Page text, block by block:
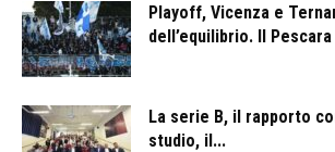
Playoff, Vicenza e
dell’equilibrio. Il
La serie B, il rapporto
studio, il...